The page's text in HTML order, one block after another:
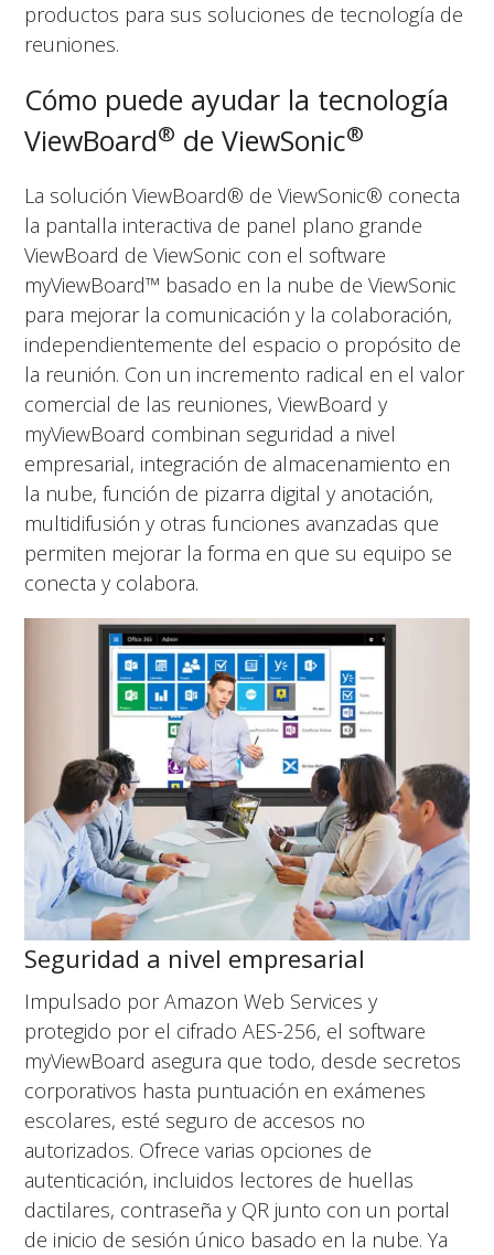
productos para sus soluciones de tecnología de
reuniones.
Cómo puede ayudar la tecnología
ViewBoard® de ViewSonic®
La solución ViewBoard® de ViewSonic® conecta
la pantalla interactiva de panel plano grande
ViewBoard de ViewSonic con el software
myViewBoard™ basado en la nube de ViewSonic
para mejorar la comunicación y la colaboración,
independientemente del espacio o propósito de
la reunión. Con un incremento radical en el valor
comercial de las reuniones, ViewBoard y
myViewBoard combinan seguridad a nivel
empresarial, integración de almacenamiento en
la nube, función de pizarra digital y anotación,
multidifusión y otras funciones avanzadas que
permiten mejorar la forma en que su equipo se
conecta y colabora.
Seguridad a nivel empresarial
Impulsado por Amazon Web Services y
protegido por el cifrado AES-256, el software
myViewBoard asegura que todo, desde secretos
corporativos hasta puntuación en exámenes
escolares, esté seguro de accesos no
autorizados. Ofrece varias opciones de
autenticación, incluidos lectores de huellas
dactilares, contraseña y QR junto con un portal
de inicio de sesión único basado en la nube. Ya